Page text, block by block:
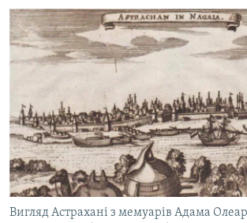
пошуку
ІНТЕРВ'Ю
ВСЕ ЗА ДЕНЬ
СПЕЦПРОЕКТИ
ДЕПОРТАЦІЯ
ВІДЕОУРОКИ «ELIFBE»
СВІДЧЕННЯ ОКУПАЦІЇ
УКРАЇНСЬКА ПРОБЛЕМА КРИМУ
ІНФОГРАФІКА
ЯК ОБІЙТИ БЛОКУВАННЯ
Русский
Qırımtatar
ДОЛУЧАЙСЯ!
Вигляд Астрахані з мемуарів Адама